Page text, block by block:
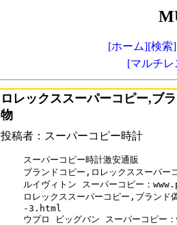
[ホーム][検索]
[マルチ
ロレックススーパーコピー,ブ
物
投稿者：スーパーコピー時計
スーパーコピー時計激安通販
ブランドコピー,ロレックススーパ
ルイヴィトン スーパーコピー：
ロレックススーパーコピー,ブラン
-3.html
ウブロ ビッグバン スーパーコピ